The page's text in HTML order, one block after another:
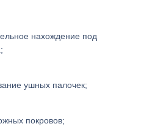
нахождение под
ушных палочек;
покровов;